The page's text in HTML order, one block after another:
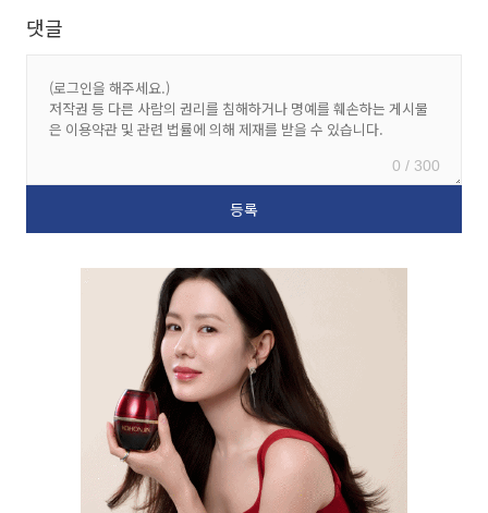
댓글
0 / 300